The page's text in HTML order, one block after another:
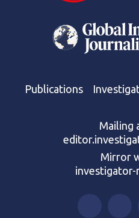
Publications
Mailing
Mirror
investigator-